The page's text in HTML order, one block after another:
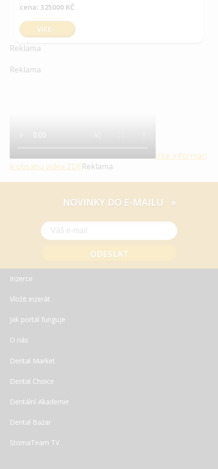
cena: 325000 KČ
VÍCE
Reklama
Reklama
Více informací
k obsahu videa ZDEReklama
NOVINKY DO E-MAILU »
Inzerce
Vložit inzerát
Jak portál funguje
O nás
Dental Market
Dental Choice
Dentální Akademie
Dental Bazar
StomaTeam TV